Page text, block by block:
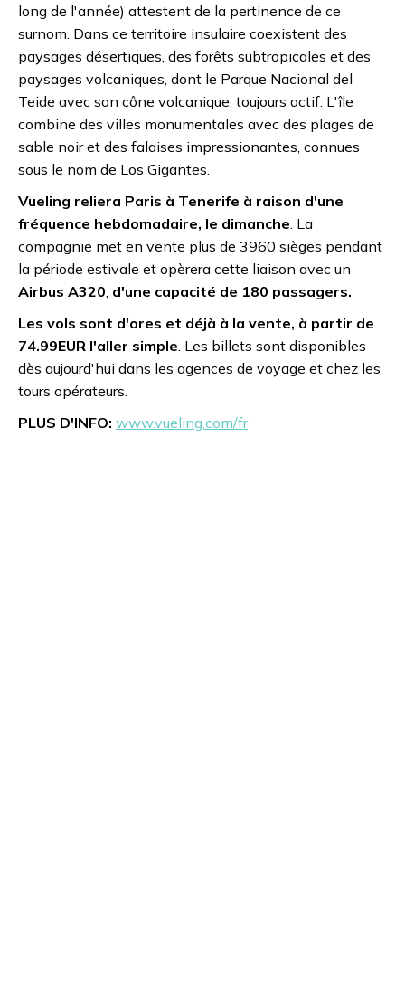
long de l'année) attestent de la pertinence de ce
surnom. Dans ce territoire insulaire coexistent des
paysages désertiques, des forêts subtropicales et des
paysages volcaniques, dont le Parque Nacional del
Teide avec son cône volcanique, toujours actif. L'île
combine des villes monumentales avec des plages de
sable noir et des falaises impressionantes, connues
sous le nom de Los Gigantes.
Vueling reliera Paris à Tenerife à raison d'une
fréquence hebdomadaire, le dimanche . La
compagnie met en vente plus de 3960 sièges pendant
la période estivale et opèrera cette liaison avec un
Airbus A320 d'une capacité de 180 passagers.
Les vols sont d'ores et déjà à la vente, à partir de
74.99EUR l'aller simple . Les billets sont disponibles
dès aujourd'hui dans les agences de voyage et chez les
tours opérateurs.
PLUS D'INFO: www.vueling.com/fr